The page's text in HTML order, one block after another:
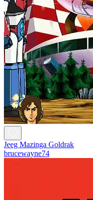
Jeeg Mazinga Goldrak
brucewayne74